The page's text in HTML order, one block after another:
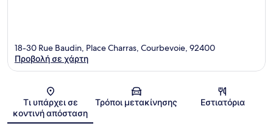
Χάρτης
18-30 Rue Baudin, Place Charras, Courbevoie, 92400
Προβολή σε χάρτη
Τι υπάρχει σε
κοντινή απόσταση
Τρόποι μετακίνησης Εστιατόρια